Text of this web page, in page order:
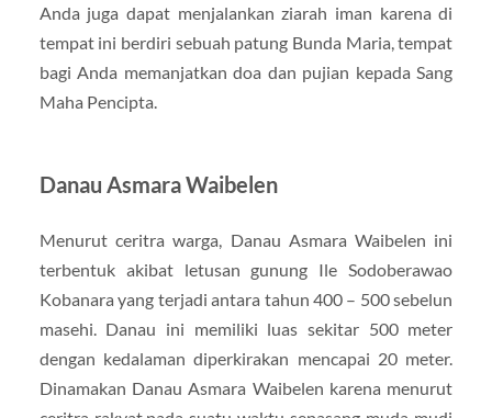
Anda juga dapat menjalankan ziarah iman karena di
tempat ini berdiri sebuah patung Bunda Maria, tempat
bagi Anda memanjatkan doa dan pujian kepada Sang
Maha Pencipta.
Danau Asmara Waibelen
Menurut ceritra warga, Danau Asmara Waibelen ini
terbentuk akibat letusan gunung Ile Sodoberawao
Kobanara yang terjadi antara tahun 400 – 500 sebelun
masehi. Danau ini memiliki luas sekitar 500 meter
dengan kedalaman diperkirakan mencapai 20 meter.
Dinamakan Danau Asmara Waibelen karena menurut